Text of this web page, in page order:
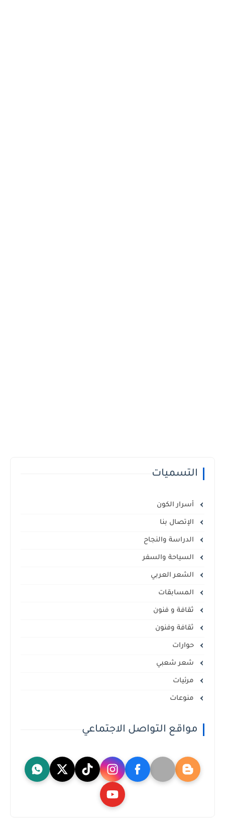
التسميات
أسرار الكون
الإتصال بنا
الدراسة والنجاح
السياحة والسفر
الشعر العربي
المسابقات
ثقافة و فنون
ثقافة وفنون
حوارات
شعر شعبي
مرئيات
منوعات
مواقع التواصل الاجتماعي